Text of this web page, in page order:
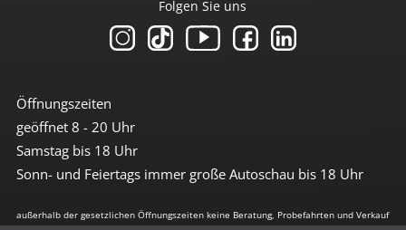
Öffnungszeiten
geöffnet 8 - 20 Uhr
Samstag bis 18 Uhr
Sonn- und Feiertags immer große Autoschau bis 18 Uhr
Folgen Sie uns
außerhalb der gesetzlichen Öffnungszeiten keine Beratung, Probefahrten und Verkauf